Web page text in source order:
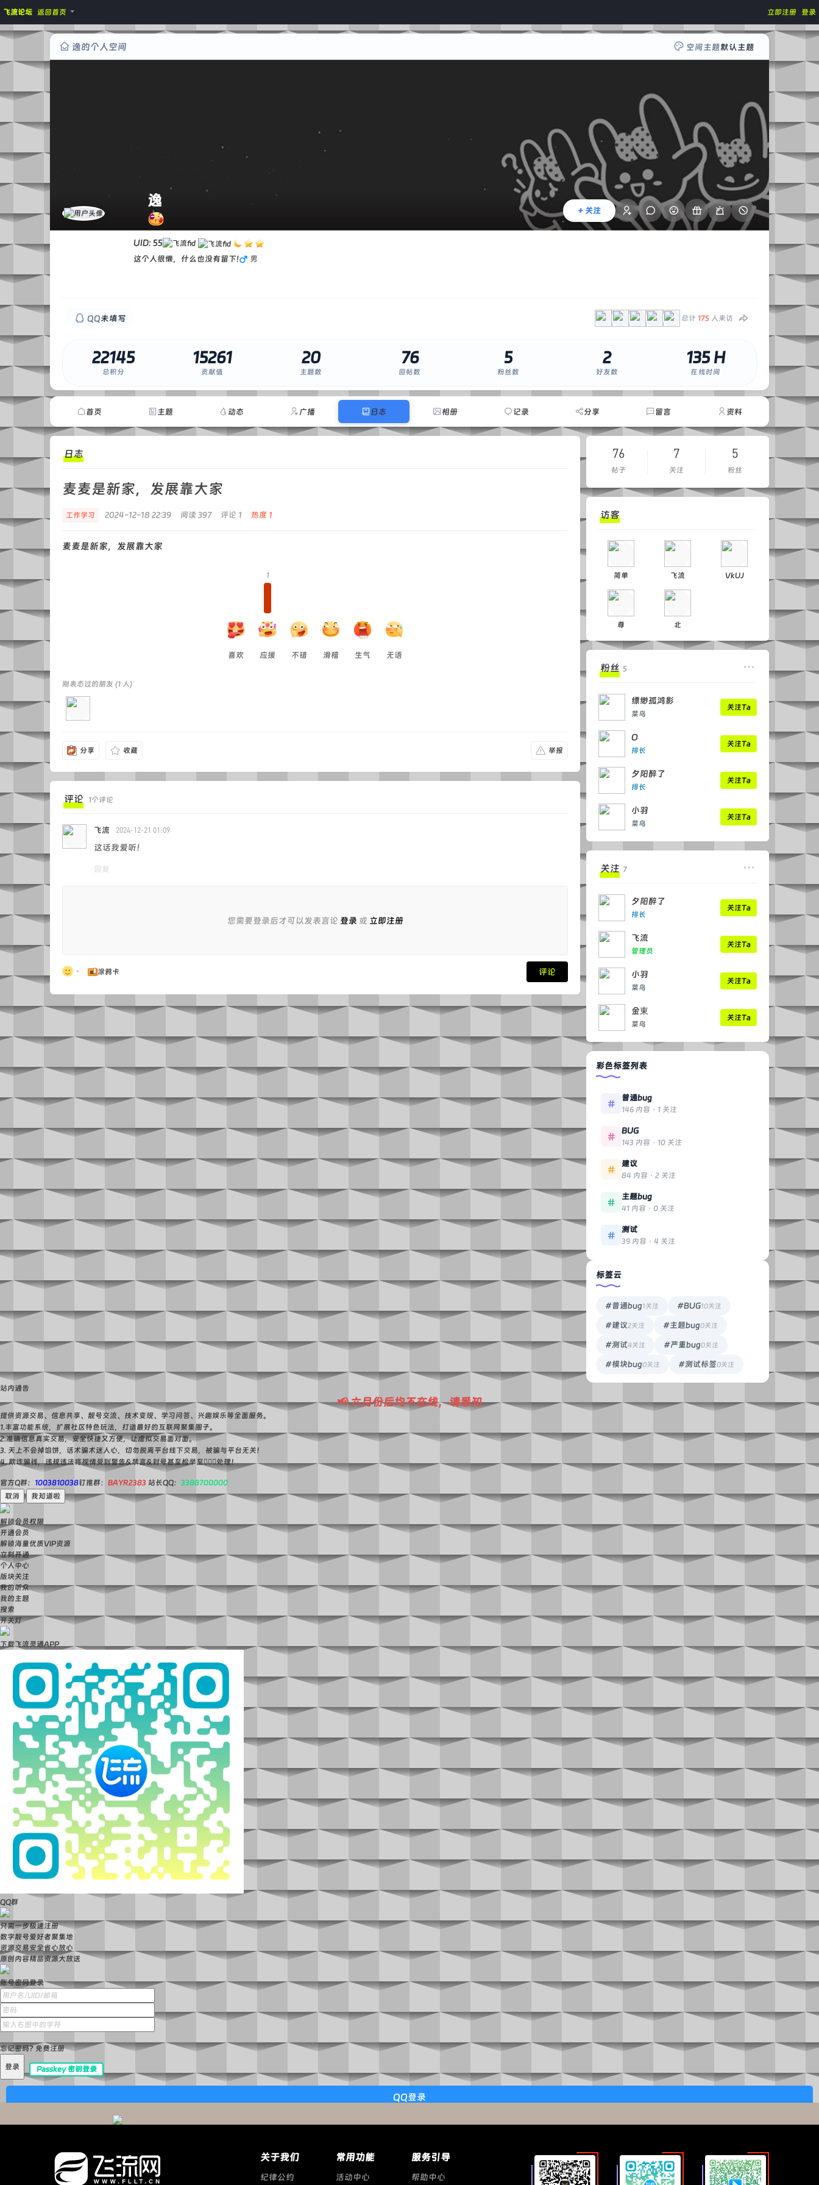
立即注册 登录
飞流论坛 返回首页
逸的个人空间 空间主题默认主题
逸
+ 关注
UID: 55
这个人很懒，什么也没有留下! 男
QQ未填写 总计 175 人来访
22145
总积分
15261
贡献值
20
主题数
76
回帖数
5
粉丝数
2
好友数
135 H
在线时间
首页 主题 动态 广播 日志 相册 记录 分享 留言 资料
日志
麦麦是新家，发展靠大家
工作学习 2024-12-18 22:39 阅读 397 评论 1 热度 1
麦麦是新家，发展靠大家
喜欢
1
应援 不错 滑稽 生气 无语
刚表态过的朋友 (1 人)
举报
分享 收藏
评论 1个评论
飞流 2024-12-21 01:09
这话我爱听！
回复
您需要登录后才可以发表言论 登录 或 立即注册
涂鸦卡 评论
76
帖子
7
关注
5
粉丝
访客
简单 飞流 VkUJ
尊 北
粉丝 5
关注Ta
缥缈孤鸿影
菜鸟
关注Ta
O
排长
关注Ta
夕阳醉了
排长
关注Ta
小羽
菜鸟
关注 7
关注Ta
夕阳醉了
排长
关注Ta
飞流
管理员
关注Ta
小羽
菜鸟
关注Ta
金東
菜鸟
彩色标签列表
普通bug
146 内容 · 1 关注
BUG
143 内容 · 10 关注
建议
84 内容 · 2 关注
主题bug
41 内容 · 0 关注
测试
39 内容 · 4 关注
标签云
#普通bug1关注 #BUG10关注
#建议2关注 #主题bug0关注
#测试4关注 #严重bug0关注
#模块bug0关注 #测试标签0关注
站内通告
📢 六月份后均不在线，请悉知
提供资源交易、信息共享、靓号交流、技术变现、学习问答、兴趣娱乐等全面服务。
1.丰富功能系统，扩展社区特色玩法，打造最好的互联网聚集圈子。
2.准确信息真实交易，安全快捷又方便，让虚拟交易面对面。
3. 天上不会掉馅饼，话术骗术迷人心，切勿脱离平台线下交易，被骗与平台无关！
4. 欺诈骗钱，违规违法将视情受到警告&禁言&封号甚至检举至👮🏻‍♀️处理！
官方Q群： 1003810038钉推群： BAYR2383 站长QQ： 3388700000
取消
我知道啦
解锁会员权限
开通会员
解锁海量优质VIP资源
立刻开通
个人中心
版块关注
我的听众
我的主题
搜索
开关灯
下载飞流灵通APP
QQ群
只需一步极速注册
数字靓号爱好者聚集地
资源交易安全省心放心
原创内容精品资源大放送
账号密码登录
忘记密码? 免费注册
登录 Passkey 密钥登录
QQ登录
关于我们
纪律公约
常用功能
活动中心
服务引导
帮助中心